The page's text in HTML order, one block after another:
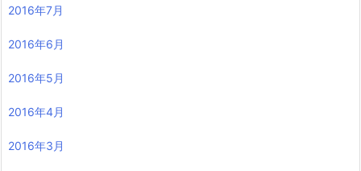
2016年7月
2016年6月
2016年5月
2016年4月
2016年3月